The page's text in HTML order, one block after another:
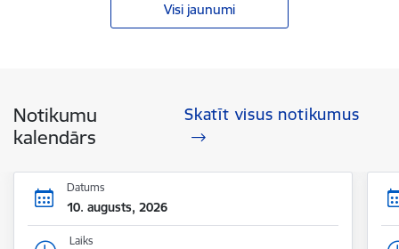
Visi jaunumi
Notikumu
kalendārs
Skatīt visus notikumus
Datums
10. augusts, 2026
Laiks